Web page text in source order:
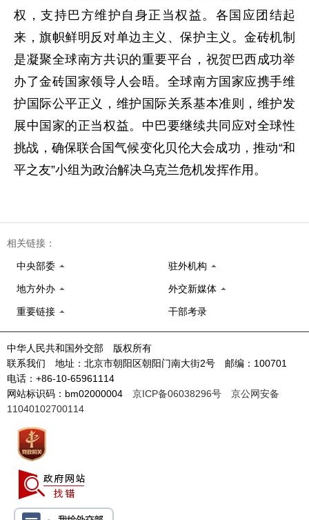
权，支持巴方维护自身正当权益。各国应团结起
来，旗帜鲜明反对单边主义、保护主义。金砖机制
是凝聚全球南方共识的重要平台，祝贺巴西成功举
办了金砖国家领导人会晤。全球南方国家应携手维
护国际公平正义，维护国际关系基本准则，维护发
展中国家的正当权益。中巴要继续共同应对全球性
挑战，确保联合国气候变化贝伦大会成功，推动“和
平之友”小组为政治解决乌克兰危机发挥作用。
相关链接：
中央部委 驻外机构
地方外办 外交新媒体
重要链接 干部考录
中华人民共和国外交部 版权所有
联系我们 地址：北京市朝阳区朝阳门南大街2号 邮编：100701
电话：+86-10-65961114
网站标识码：bm02000004 京ICP备06038296号
京公网安备
11040102700114